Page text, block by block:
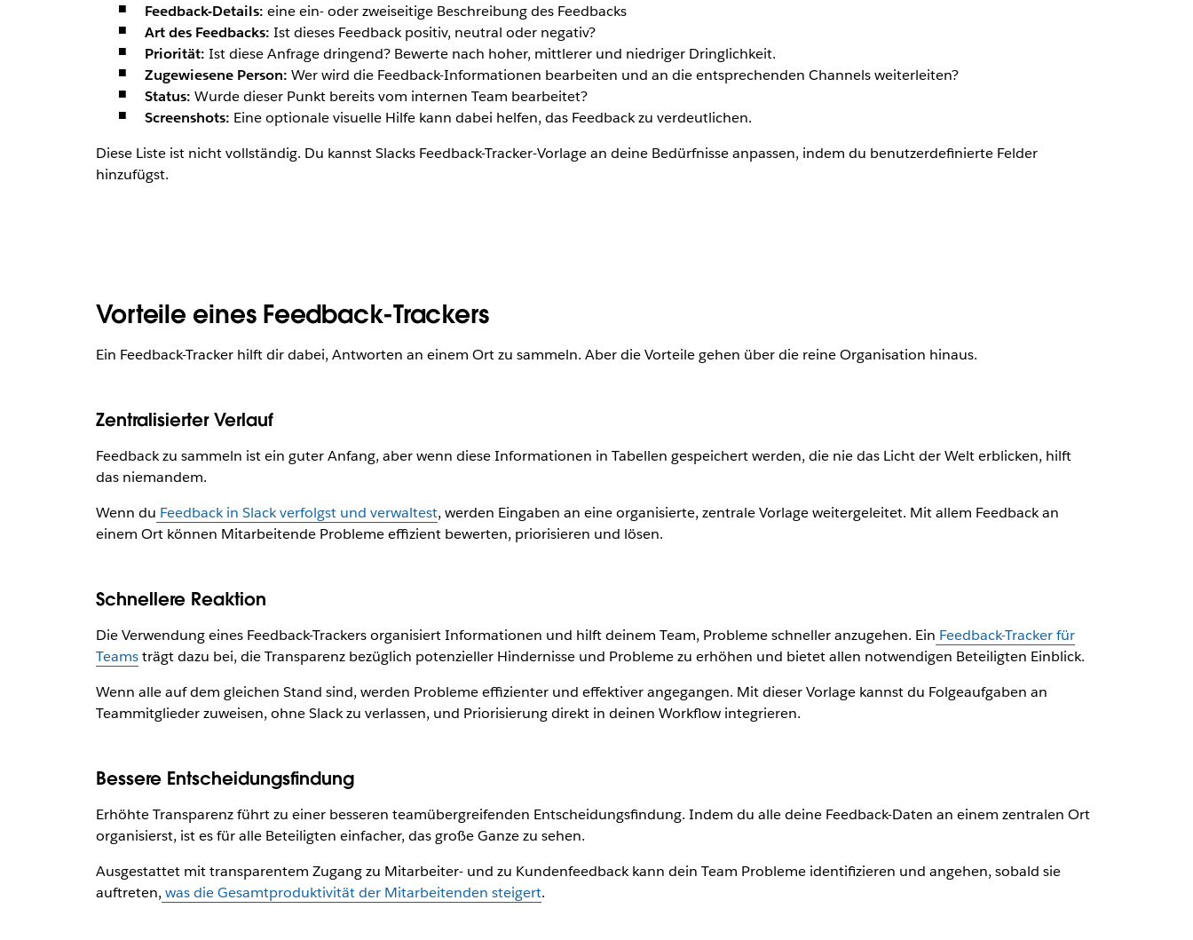
Feedback-Details: eine ein- oder zweiseitige Beschreibung des Feedbacks
Art des Feedbacks: Ist dieses Feedback positiv, neutral oder negativ?
Priorität: Ist diese Anfrage dringend? Bewerte nach hoher, mittlerer und niedriger Dringlichkeit.
Zugewiesene Person: Wer wird die Feedback-Informationen bearbeiten und an die entsprechenden Channels weiterleiten?
Status: Wurde dieser Punkt bereits vom internen Team bearbeitet?
Screenshots: Eine optionale visuelle Hilfe kann dabei helfen, das Feedback zu verdeutlichen.
Diese Liste ist nicht vollständig. Du kannst Slacks Feedback-Tracker-Vorlage an deine Bedürfnisse anpassen, indem du benutzerdefinierte Felder
hinzufügst.
Vorteile eines Feedback-Trackers
Ein Feedback-Tracker hilft dir dabei, Antworten an einem Ort zu sammeln. Aber die Vorteile gehen über die reine Organisation hinaus.
Zentralisierter Verlauf
Feedback zu sammeln ist ein guter Anfang, aber wenn diese Informationen in Tabellen gespeichert werden, die nie das Licht der Welt erblicken, hilft
das niemandem.
Wenn du Feedback in Slack verfolgst und verwaltest, werden Eingaben an eine organisierte, zentrale Vorlage weitergeleitet. Mit allem Feedback an
einem Ort können Mitarbeitende Probleme effizient bewerten, priorisieren und lösen.
Schnellere Reaktion
Die Verwendung eines Feedback-Trackers organisiert Informationen und hilft deinem Team, Probleme schneller anzugehen. Ein Feedback-Tracker für
Teamsträgt dazu bei, die Transparenz bezüglich potenzieller Hindernisse und Probleme zu erhöhen und bietet allen notwendigen Beteiligten Einblick.
Wenn alle auf dem gleichen Stand sind, werden Probleme effizienter und effektiver angegangen. Mit dieser Vorlage kannst du Folgeaufgaben an
Teammitglieder zuweisen, ohne Slack zu verlassen, und Priorisierung direkt in deinen Workflow integrieren.
Bessere Entscheidungsfindung
Erhöhte Transparenz führt zu einer besseren teamübergreifenden Entscheidungsfindung. Indem du alle deine Feedback-Daten an einem zentralen Ort
organisierst, ist es für alle Beteiligten einfacher, das große Ganze zu sehen.
Ausgestattet mit transparentem Zugang zu Mitarbeiter- und zu Kundenfeedback kann dein Team Probleme identifizieren und angehen, sobald sie
auftreten, was die Gesamtproduktivität der Mitarbeitenden steigert.